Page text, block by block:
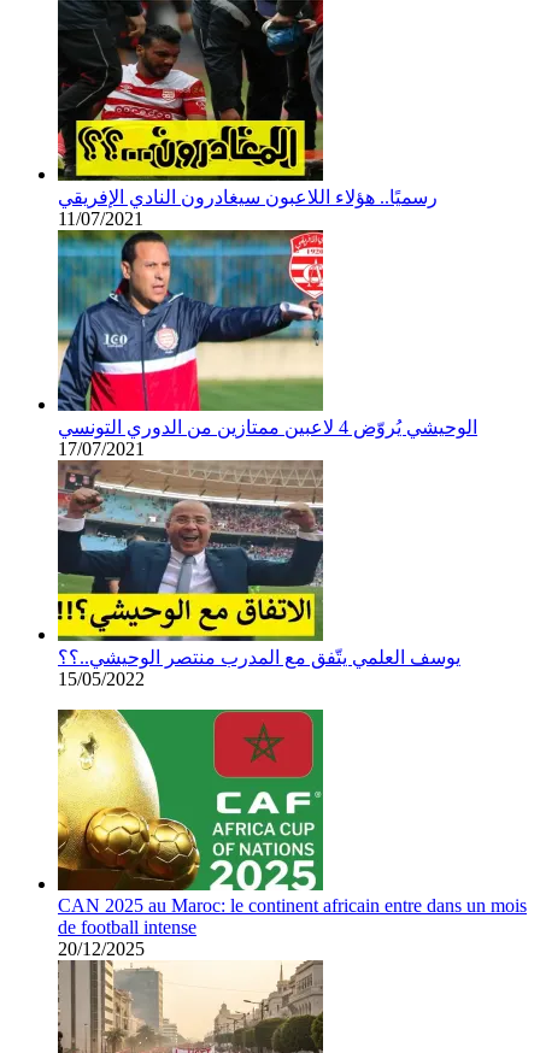
رسميًا.. هؤلاء اللاعبون سيغادرون النادي الإفريقي
11/07/2021
الوحيشي يُروّض 4 لاعبين ممتازين من الدوري التونسي
17/07/2021
يوسف العلمي يتّفق مع المدرب منتصر الوحيشي..؟؟
15/05/2022
CAN 2025 au Maroc: le continent africain entre dans un mois
de football intense
20/12/2025